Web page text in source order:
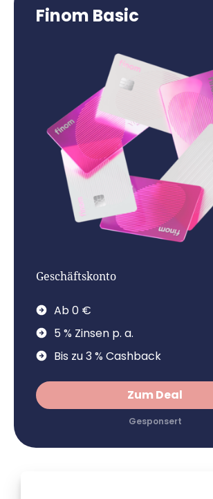
Finom Basic
Geschäftskonto
Ab 0 €
5 % Zinsen p. a.
Bis zu 3 % Cashback
Zum Deal